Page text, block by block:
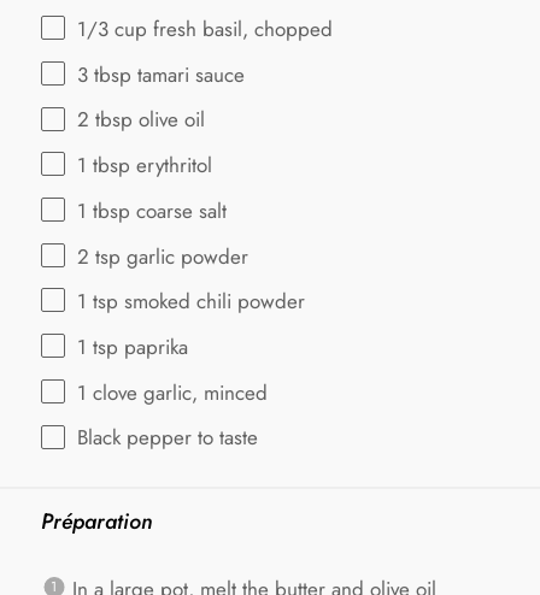
1/3 cup fresh basil, chopped
3 tbsp tamari sauce
2 tbsp olive oil
1 tbsp erythritol
1 tbsp coarse salt
2 tsp garlic powder
1 tsp smoked chili powder
1 tsp paprika
1 clove garlic, minced
Black pepper to taste
Préparation
In a large pot, melt the butter and olive oil